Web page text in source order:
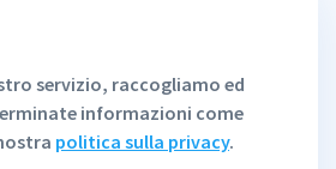
servizio, raccogliamo ed
informazioni come
politica sulla privacy.